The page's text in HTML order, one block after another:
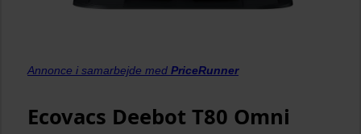
Annonce i samarbejde med PriceRunner
Ecovacs Deebot T80 Omni